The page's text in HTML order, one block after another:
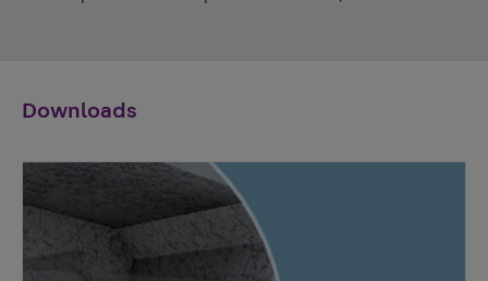
Downloads